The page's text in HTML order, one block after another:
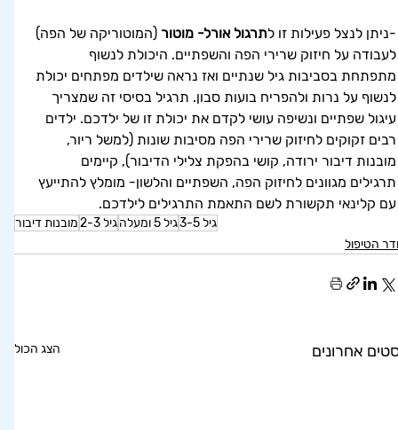
-ניתן לנצל פעילות זו לתרגול אורל- מוטור (המוטוריקה של הפה)
לעבודה על חיזוק שרירי הפה והשפתיים. היכולת לנשוף
מתפתחת בסביבות גיל שנתיים ואז נראה שילדים מפתחים יכולת
לנשוף על נרות ולהפריח בועות סבון. תרגיל בסיסי זה שמצריך
עיגול שפתיים ונשיפה עושי לקדם את יכולת זו של ילדכם. ילדים
רבים זקוקים לחיזוק שרירי הפה מסיבות שונות (למשל ריור,
מובנות דיבור ירודה, קושי בהפקת צלילי הדיבור), קיימים
תרגילים מגוונים לחיזוק הפה, השפתיים והלשון- מומלץ להתייעץ
עם קלינאי תקשורת לשם התאמת התרגילים לילדכם.
גיל 3-5 גיל 5 ומעלה גיל 2-3
מובנות דיבור
הטיפול
אחרונים הצג הכול